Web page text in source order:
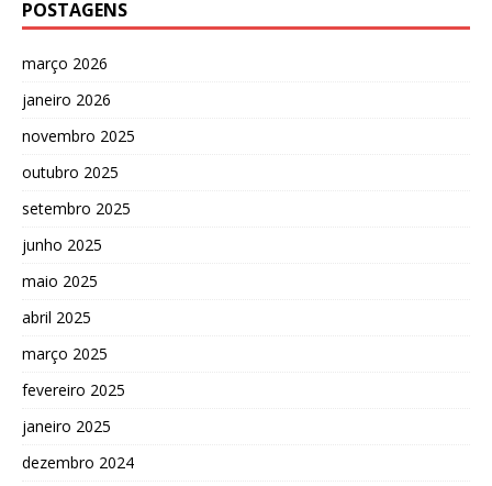
POSTAGENS
março 2026
janeiro 2026
novembro 2025
outubro 2025
setembro 2025
junho 2025
maio 2025
abril 2025
março 2025
fevereiro 2025
janeiro 2025
dezembro 2024